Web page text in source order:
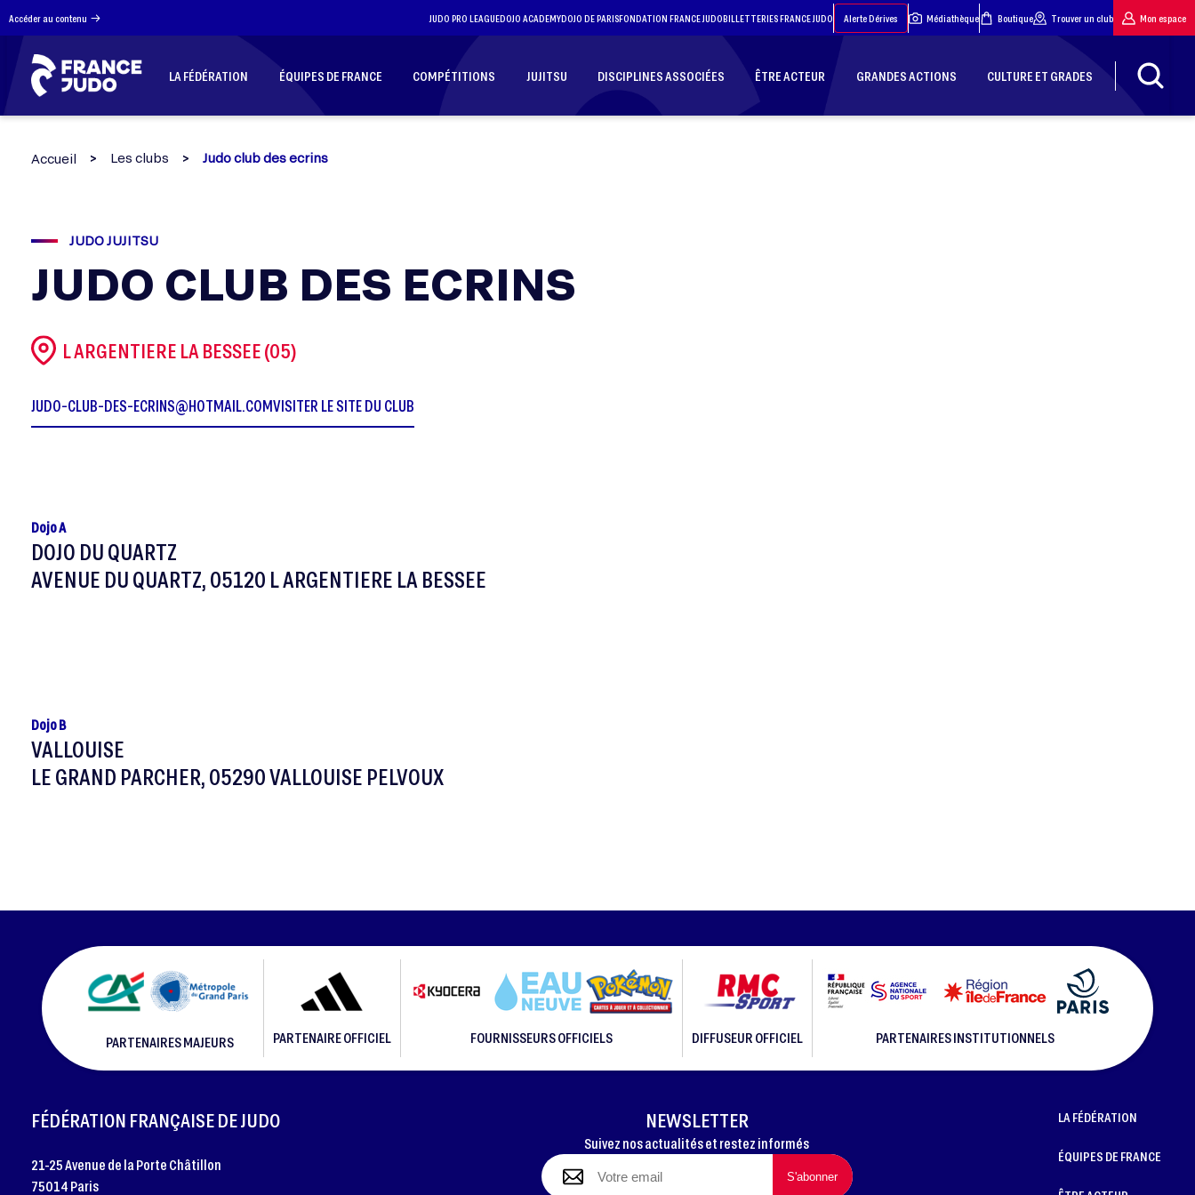
Accéder au contenu JUDO PRO LEAGUEDOJO ACADEMYDOJO DE PARISFONDATION FRANCE JUDOBILLETTERIES FRANCE JUDO Alerte Dérives Médiathèque Boutique Trouver un club Mon espace
LA FÉDÉRATION ÉQUIPES DE FRANCE COMPÉTITIONS JUJITSU DISCIPLINES ASSOCIÉES ÊTRE ACTEUR GRANDES ACTIONS CULTURE ET GRADES
Accueil Les clubs Judo club des ecrins
JUDO JUJITSU
JUDO CLUB DES ECRINS
L ARGENTIERE LA BESSEE (05)
JUDO-CLUB-DES-ECRINS@HOTMAIL.COMVISITER LE SITE DU CLUB
Dojo A
DOJO DU QUARTZ
AVENUE DU QUARTZ, 05120 L ARGENTIERE LA BESSEE
Dojo B
VALLOUISE
LE GRAND PARCHER, 05290 VALLOUISE PELVOUX
PARTENAIRES MAJEURS PARTENAIRE OFFICIEL FOURNISSEURS OFFICIELS DIFFUSEUR OFFICIEL PARTENAIRES INSTITUTIONNELS
FOOTER
FÉDÉRATION FRANÇAISE DE JUDO
21-25 Avenue de la Porte Châtillon
75014 Paris
NEWSLETTER
Suivez nos actualités et restez informés
LA FÉDÉRATION
ÉQUIPES DE FRANCE
Panneau de gestion des cookies